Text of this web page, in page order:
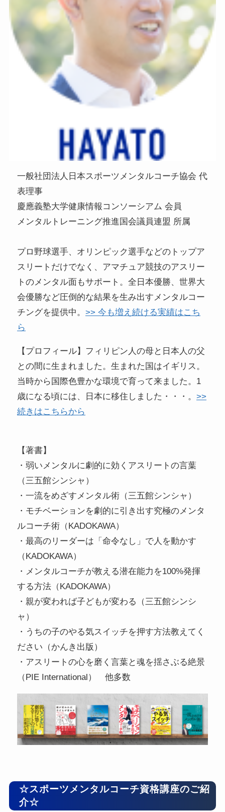
一般社団法人日本スポーツメンタルコーチ協会 代
表理事
慶應義塾大学健康情報コンソーシアム 会員
メンタルトレーニング推進国会議員連盟 所属
プロ野球選手、オリンピック選手などのトップア
スリートだけでなく、アマチュア競技のアスリー
トのメンタル面もサポート。全日本優勝、世界大
会優勝など圧倒的な結果を生み出すメンタルコー
チングを提供中。>> 今も増え続ける実績はこち
ら
【プロフィール】フィリピン人の母と日本人の父
との間に生まれました。生まれた国はイギリス。
当時から国際色豊かな環境で育って来ました。1
歳になる頃には、日本に移住しました・・・。>>
続きはこちらから
【著書】
・弱いメンタルに劇的に効くアスリートの言葉
（三五館シンシャ）
・一流をめざすメンタル術（三五館シンシャ）
・モチベーションを劇的に引き出す究極のメンタ
ルコーチ術（KADOKAWA）
・最高のリーダーは「命令なし」で人を動かす
（KADOKAWA）
・メンタルコーチが教える潜在能力を100%発揮
する方法（KADOKAWA）
・親が変われば子どもが変わる（三五館シンシ
ャ）
・うちの子のやる気スイッチを押す方法教えてく
ださい（かんき出版）
・アスリートの心を磨く言葉と魂を揺さぶる絶景
（PIE International） 他多数
☆スポーツメンタルコーチ資格講座のご紹
介☆